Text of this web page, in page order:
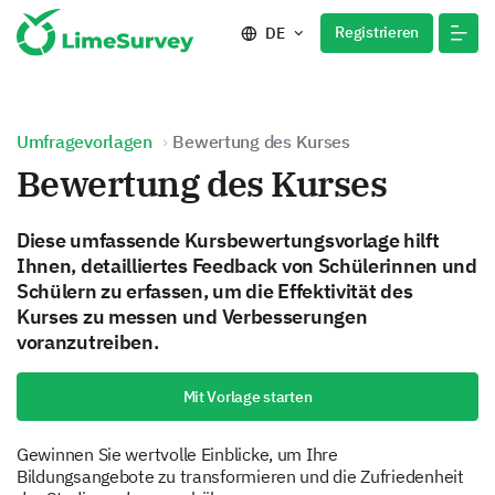
DE Registrieren
Umfragevorlagen Bewertung des Kurses
Bewertung des Kurses
Diese umfassende Kursbewertungsvorlage hilft
Ihnen, detailliertes Feedback von Schülerinnen und
Schülern zu erfassen, um die Effektivität des
Kurses zu messen und Verbesserungen
voranzutreiben.
Mit Vorlage starten
Gewinnen Sie wertvolle Einblicke, um Ihre
Bildungsangebote zu transformieren und die Zufriedenheit